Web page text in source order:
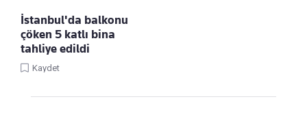
İstanbul'da balkonu
çöken 5 katlı bina
tahliye edildi
Kaydet